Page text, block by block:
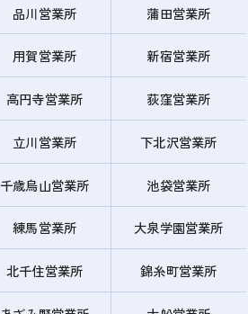
品川営業所 蒲田営業所
用賀営業所 新宿営業所
高円寺営業所 荻窪営業所
立川営業所 下北沢営業所
千歳烏山営業所 池袋営業所
練馬営業所 大泉学園営業所
北千住営業所 錦糸町営業所